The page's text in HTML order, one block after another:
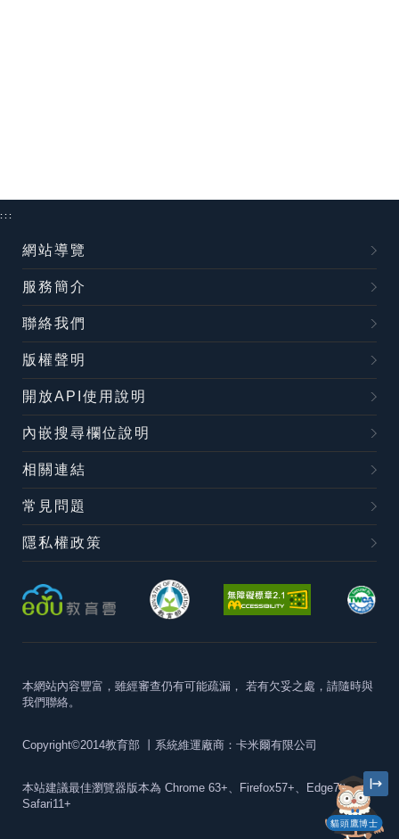
貓頭鷹博士
:::
網站導覽
服務簡介
聯絡我們
版權聲明
開放API使用說明
內嵌搜尋欄位說明
相關連結
常見問題
隱私權政策
本網站內容豐富，雖經審查仍有可能疏漏， 若有欠妥之處，請隨時與
我們聯絡。
Copyright©2014教育部 丨系統維運廠商：卡米爾有限公司
本站建議最佳瀏覽器版本為 Chrome 63+、Firefox57+、Edge79+及
Safari11+